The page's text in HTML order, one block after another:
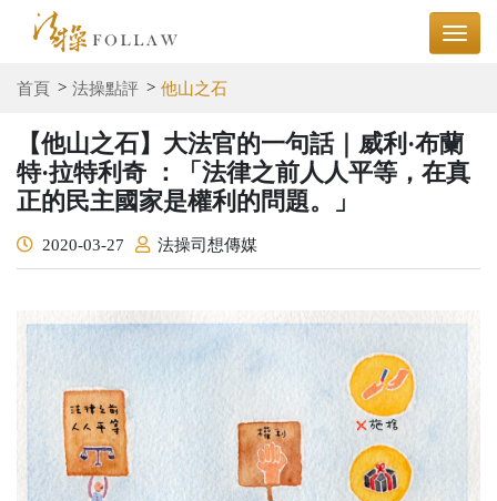
首頁 法操點評 他山之石
【他山之石】大法官的一句話｜威利·布蘭
特·拉特利奇 ：「法律之前人人平等，在真
正的民主國家是權利的問題。」
2020-03-27 法操司想傳媒